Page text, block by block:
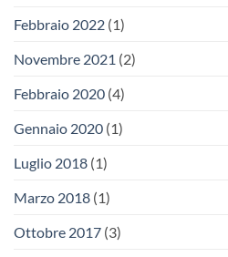
Febbraio 2022 (1)
Novembre 2021 (2)
Febbraio 2020 (4)
Gennaio 2020 (1)
Luglio 2018 (1)
Marzo 2018 (1)
Ottobre 2017 (3)